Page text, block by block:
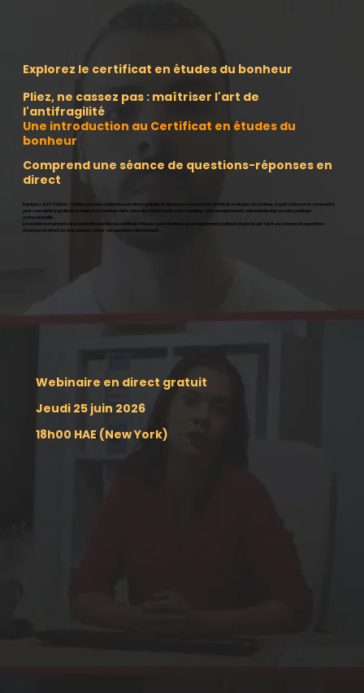
Explorez le certificat en études du bonheur
Pliez, ne cassez pas : maîtriser l'art de
l'antifragilité
Une introduction au Certificat en études du
bonheur
Rejoignez le Dr Tal Ben-Shahar pour une conférence en direct gratuite et découvrez ce qu'est le Certificat en études du bonheur, à qui il s'adresse et comment il
peut vous aider à appliquer la science du bonheur dans votre vie, votre travail, votre coaching, votre enseignement, votre leadership ou votre pratique
professionnelle.
La session comprendra une brève introduction au certificat d'études sur le bonheur, un enseignement pratique dispensé par Tal et une séance de questions-
réponses en direct où vous pourrez poser vos questions directement.
Comprend une séance de questions-réponses en
direct
Webinaire en direct gratuit
Jeudi 25 juin 2026
18h00 HAE (New York)